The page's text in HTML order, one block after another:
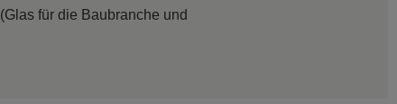
(Glas für die Baubranche und